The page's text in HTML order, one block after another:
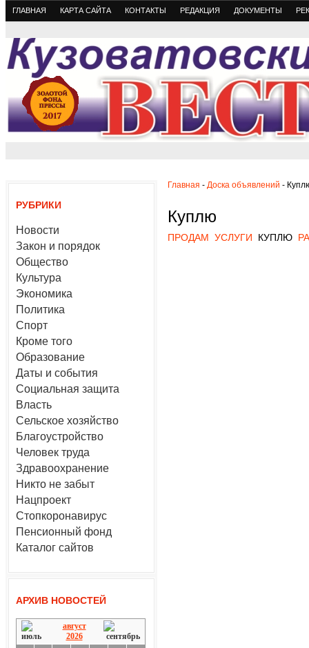
ГЛАВНАЯ КАРТА САЙТА КОНТАКТЫ РЕДАКЦИЯ ДОКУМЕНТЫ
РУБРИКИ
Новости
Закон и порядок
Общество
Культура
Экономика
Политика
Спорт
Кроме того
Образование
Даты и события
Социальная защита
Власть
Сельское хозяйство
Благоустройство
Человек труда
Здравоохранение
Никто не забыт
Нацпроект
Стопкоронавирус
Пенсионный фонд
Каталог сайтов
АРХИВ НОВОСТЕЙ
август
2026
Главная - Доска объявлений -
Куплю
ПРОДАМ УСЛУГИ КУПЛЮ